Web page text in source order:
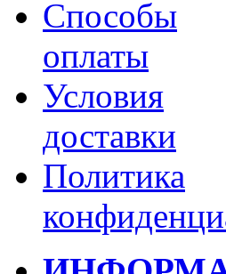
Способы
оплаты
Условия
доставки
Политика